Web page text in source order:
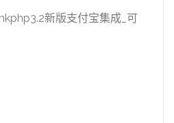
新版支付宝集成_可